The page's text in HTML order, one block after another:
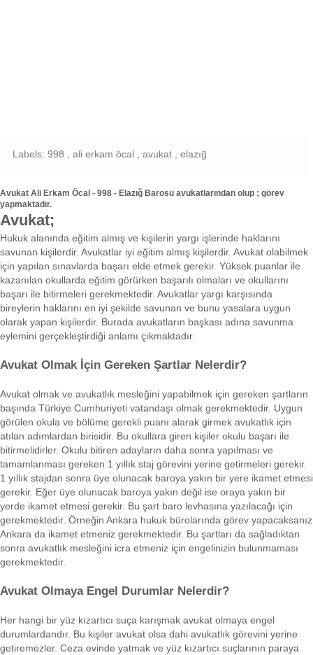
Labels: 998 , ali erkam öcal , avukat , elazığ
Avukat Ali Erkam Öcal - 998 - Elazığ Barosu avukatlarından olup ; görev
yapmaktadır.
Avukat;
Hukuk alanında eğitim almış ve kişilerin yargı işlerinde haklarını
savunan kişilerdir. Avukatlar iyi eğitim almış kişilerdir. Avukat olabilmek
için yapılan sınavlarda başarı elde etmek gerekir. Yüksek puanlar ile
kazanılan okullarda eğitim görürken başarılı olmaları ve okullarını
başarı ile bitirmeleri gerekmektedir. Avukatlar yargı karşısında
bireylerin haklarını en iyi şekilde savunan ve bunu yasalara uygun
olarak yapan kişilerdir. Burada avukatların başkası adına savunma
eylemini gerçekleştirdiği anlamı çıkmaktadır.
Avukat Olmak İçin Gereken Şartlar Nelerdir?
Avukat olmak ve avukatlık mesleğini yapabilmek için gereken şartların
başında Türkiye Cumhuriyeti vatandaşı olmak gerekmektedir. Uygun
görülen okula ve bölüme gerekli puanı alarak girmek avukatlık için
atılan adımlardan birisidir. Bu okullara giren kişiler okulu başarı ile
bitirmelidirler. Okulu bitiren adayların daha sonra yapılması ve
tamamlanması gereken 1 yıllık staj görevini yerine getirmeleri gerekir.
1 yıllık stajdan sonra üye olunacak baroya yakın bir yere ikamet etmesi
gerekir. Eğer üye olunacak baroya yakın değil ise oraya yakın bir
yerde ikamet etmesi gerekir. Bu şart baro levhasına yazılacağı için
gerekmektedir. Örneğin Ankara hukuk bürolarında görev yapacaksanız
Ankara da ikamet etmeniz gerekmektedir. Bu şartları da sağladıktan
sonra avukatlık mesleğini icra etmeniz için engelinizin bulunmaması
gerekmektedir.
Avukat Olmaya Engel Durumlar Nelerdir?
Her hangi bir yüz kızartıcı suça karışmak avukat olmaya engel
durumlardandır. Bu kişiler avukat olsa dahi avukatlık görevini yerine
getiremezler. Ceza evinde yatmak ve yüz kızartıcı suçlarının paraya